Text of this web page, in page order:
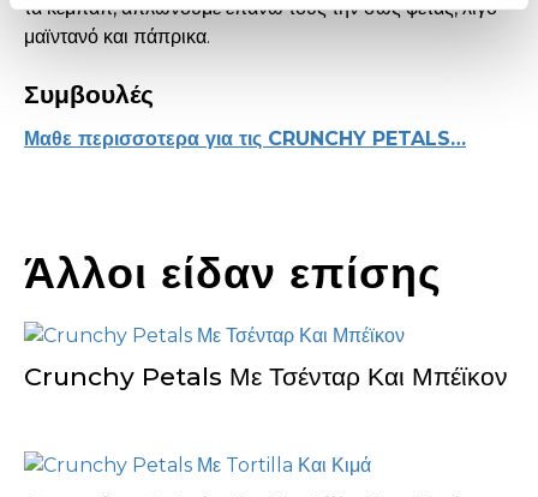
τα κεμπάπ, απλώνουμε επάνω τους την σως φέτας, λίγο
μαϊντανό και πάπρικα.
Συμβουλές
Μαθε περισσοτερα για τις CRUNCHY PETALS…
Άλλοι είδαν επίσης
Crunchy Petals Με Τσένταρ Και Μπέϊκον